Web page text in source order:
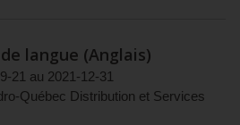
langue (Anglais)
21 au 2021-12-31
Québec Distribution et Services